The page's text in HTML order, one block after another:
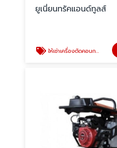
ยูเนี่ยนทรัคแอนด์ทูลส์
ให้เช่าเครื่องตัดคอนกรีต